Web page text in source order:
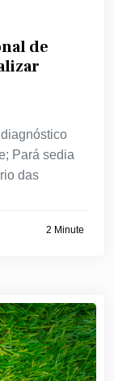
de
Pará sedia
das
2 Minute